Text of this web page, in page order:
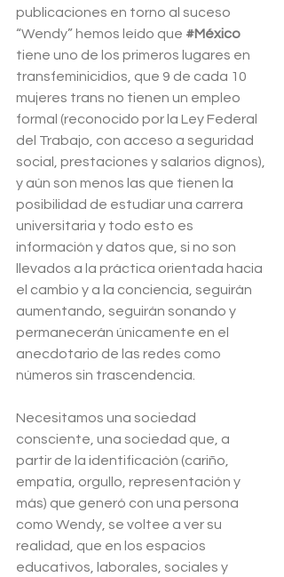
publicaciones en torno al suceso
“Wendy” hemos leído que #México
tiene uno de los primeros lugares en
transfeminicidios, que 9 de cada 10
mujeres trans no tienen un empleo
formal (reconocido por la Ley Federal
del Trabajo, con acceso a seguridad
social, prestaciones y salarios dignos),
y aún son menos las que tienen la
posibilidad de estudiar una carrera
universitaria y todo esto es
información y datos que, si no son
llevados a la práctica orientada hacia
el cambio y a la conciencia, seguirán
aumentando, seguirán sonando y
permanecerán únicamente en el
anecdotario de las redes como
números sin trascendencia.
Necesitamos una sociedad
consciente, una sociedad que, a
partir de la identificación (cariño,
empatía, orgullo, representación y
más) que generó con una persona
como Wendy, se voltee a ver su
realidad, que en los espacios
educativos, laborales, sociales y